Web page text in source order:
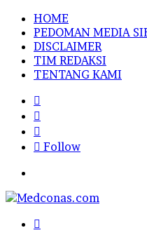
HOME
PEDOMAN MEDIA
DISCLAIMER
TIM REDAKSI
TENTANG KAMI
In
Follow